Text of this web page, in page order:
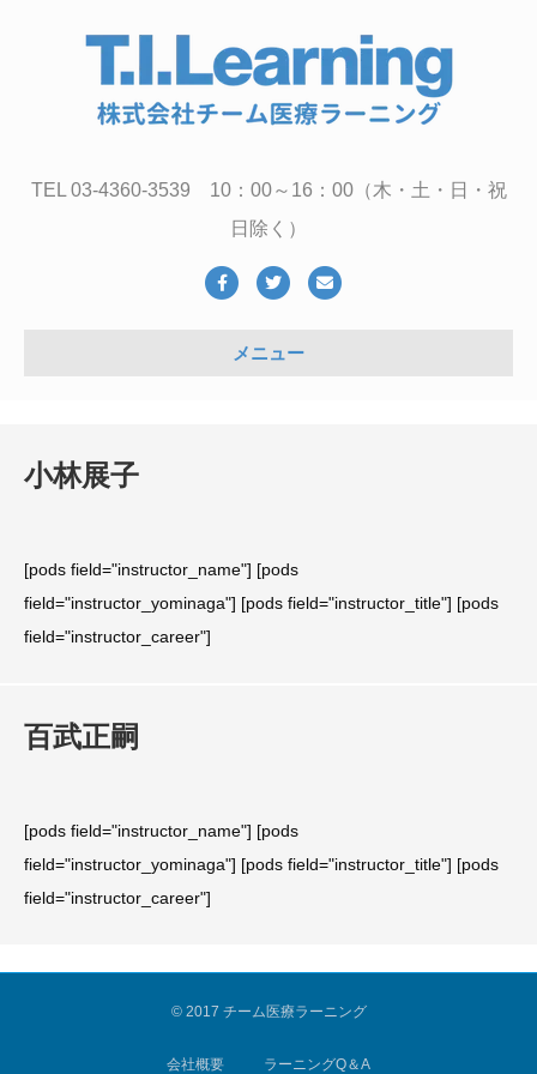
TEL 03-4360-3539 10：00～16：00（木・土・日・祝
日除く）
FacebookTwitterEmail
メニュー
小林展子
[pods field="instructor_name"] [pods
field="instructor_yominaga"] [pods field="instructor_title"] [pods
field="instructor_career"]
百武正嗣
[pods field="instructor_name"] [pods
field="instructor_yominaga"] [pods field="instructor_title"] [pods
field="instructor_career"]
© 2017 チーム医療ラーニング
会社概要 ラーニングQ＆A